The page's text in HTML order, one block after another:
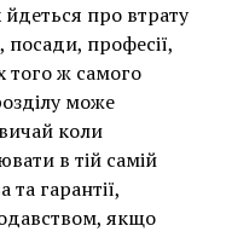
йдеться про втрату
посади, професії,
того ж самого
може
коли
в тій самій
та гарантії,
якщо